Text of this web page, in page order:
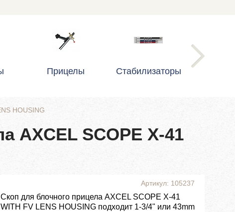
Прицелы Стабилизаторы
HOUSING
AXCEL SCOPE X-41
Артикул: 105237
Скоп для блочного прицела AXCEL SCOPE X-41
WITH FV LENS HOUSING подходит 1-3/4" или 43mm